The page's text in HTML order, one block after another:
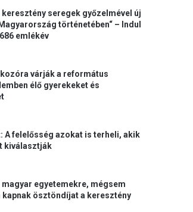
keresztény seregek győzelmével új
történetében“ – Indul
emlékév
várják a református
élő gyerekeket és
A felelősség azokat is terheli, akik
kiválasztják
magyar egyetemekre, mégsem
kapnak ösztöndíjat a keresztény